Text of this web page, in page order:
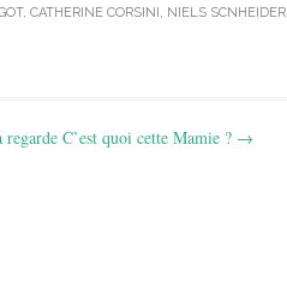
, CATHERINE CORSINI NIELS SCNHEIDER
C’est quoi cette Mamie ? →